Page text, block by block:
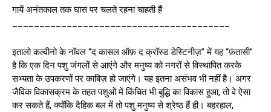
गायें अनंतकाल तक घास पर चलते रहना चाहती हैं
इतालो कल्वीनो के नॉवल “द कासल ऑफ़ द क्रॉस्ड डेस्ट‍िनीज़” में यह “फ़ंतासी”
है कि एक दिन पशु जंगलों से आएंगे और मनुष्य को नगरों से विस्थापित करके
सभ्यता के उपकरणों पर काबिज़ हो जाएंगे। यह इतना असंभव भी नहीं है। अगर
जैविक विकासक्रम के तहत पशुओं में किंचित भी बुद्धि का विकास हुआ, तो वे ऐसा
कर सकते हैं, क्योंकि दैहिक बल में तो पशु मनुष्य से श्रेष्ठ हैं ही। बहरहाल,